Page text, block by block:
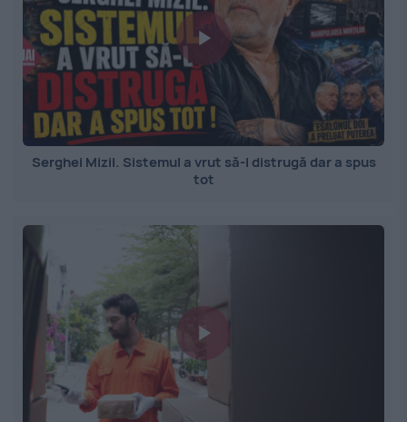
Serghei Mizil. Sistemul a vrut să-l distrugă dar a spus
tot